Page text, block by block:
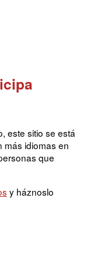
este sitio se está
más idiomas en
que
y háznoslo